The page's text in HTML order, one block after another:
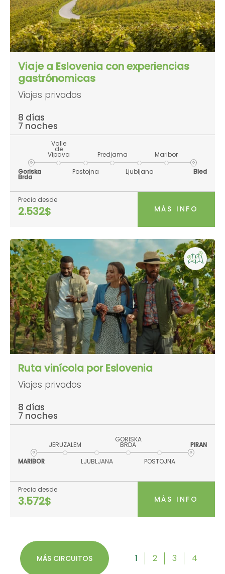
Viaje a Eslovenia con experiencias
gastrónomicas
Viajes privados
8 días
7 noches
Goriska
Brda
Valle
de
Vipava
Postojna
Predjama
Ljubljana
Maribor
Bled
Precio desde
2.532$ MÁS INFO
Ruta vinícola por Eslovenia
Viajes privados
8 días
7 noches
MARIBOR
JERUZALEM
LJUBLJANA
GORISKA
BRDA
POSTOJNA
PIRAN
Precio desde
3.572$ MÁS INFO
MÁS CIRCUITOS 1 2 3 4